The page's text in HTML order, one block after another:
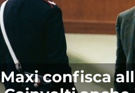
Maxi confisca